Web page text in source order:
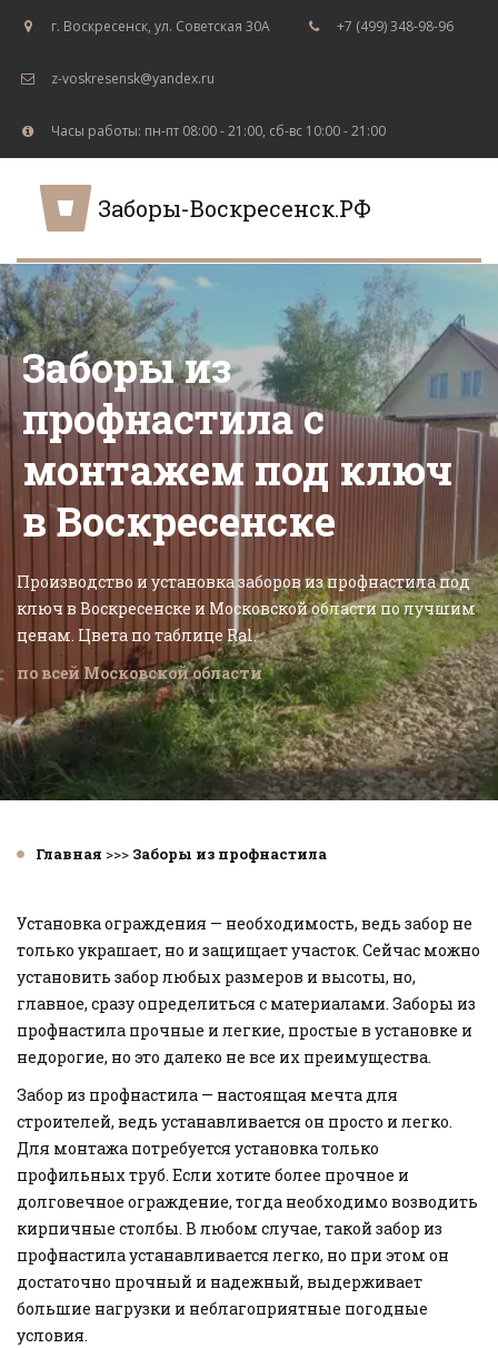
г. Воскресенск, ул. Советская 30А +7 (499) 348-98-96
z-voskresensk@yandex.ru
Часы работы: пн-пт 08:00 - 21:00, сб-вс 10:00 - 21:00
Заборы-Воскресенск.РФ
Заборы из
профнастила с
монтажем под ключ
в Воскресенске
Производство и установка заборов из профнастила под
ключ в Воскресенске и Московской области по лучшим
ценам. Цвета по таблице Ral.
по всей Московской области
Главная >>> Заборы из профнастила
Установка ограждения — необходимость, ведь забор не
только украшает, но и защищает участок. Сейчас можно
установить забор любых размеров и высоты, но,
главное, сразу определиться с материалами. Заборы из
профнастила прочные и легкие, простые в установке и
недорогие, но это далеко не все их преимущества.
Забор из профнастила — настоящая мечта для
строителей, ведь устанавливается он просто и легко.
Для монтажа потребуется установка только
профильных труб. Если хотите более прочное и
долговечное ограждение, тогда необходимо возводить
кирпичные столбы. В любом случае, такой забор из
профнастила устанавливается легко, но при этом он
достаточно прочный и надежный, выдерживает
большие нагрузки и неблагоприятные погодные
условия.